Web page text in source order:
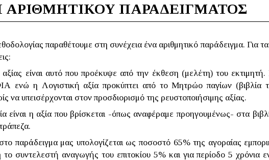
ΑΡΙΘΜΗΤΙΚΟΥ ΠΑΡΑΔΕΙΓΜΑΤΟΣ
παραθέτουμε στη συνέχεια ένα αριθμητικό παράδειγμα. Για
είναι αυτό που προέκυψε από την έκθεση (μελέτη) του
ενώ η Λογιστική αξία προκύπτει από το Μητρώο παγίων (βιβλία
να υπεισέρχονται στον προσδιορισμό της ρευστοποιήσιμης αξίας.
είναι η αξία που βρίσκεται -όπως αναφέραμε προηγουμένως- στα
παράδειγμα μας υπολογίζεται ως ποσοστό 65% της αγοραίας
συντελεστή αναγωγής του επιτοκίου 5% και για περίοδο 5 χρόνια